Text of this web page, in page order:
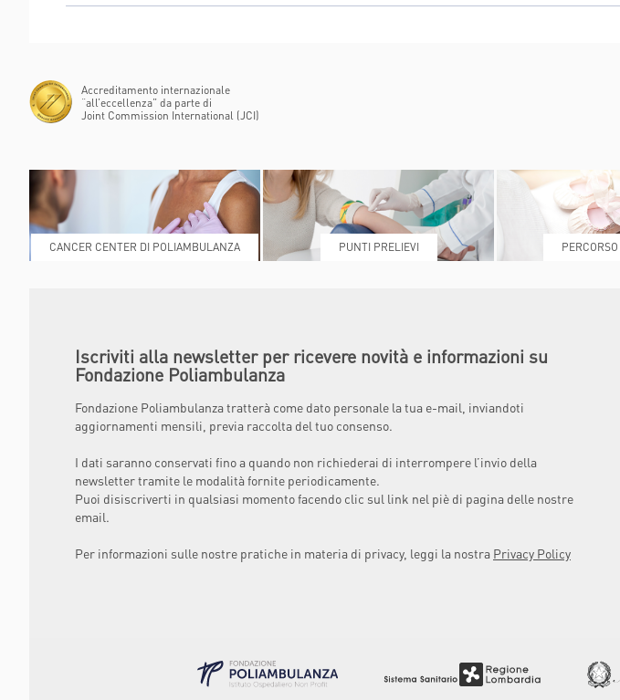
Accreditamento internazionale
“all’eccellenza” da parte di
Joint Commission International (JCI)
CANCER CENTER DI POLIAMBULANZA PUNTI PRELIEVI
Iscriviti alla newsletter per ricevere novità e informazioni su
Fondazione Poliambulanza
Fondazione Poliambulanza tratterà come dato personale la tua e-mail, inviandoti
aggiornamenti mensili, previa raccolta del tuo consenso.
I dati saranno conservati fino a quando non richiederai di interrompere l’invio della
newsletter tramite le modalità fornite periodicamente.
Puoi disiscriverti in qualsiasi momento facendo clic sul link nel piè di pagina delle nostre
email.
Per informazioni sulle nostre pratiche in materia di privacy, leggi la nostra Privacy Policy